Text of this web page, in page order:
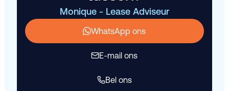
Monique - Lease Adviseur
WhatsApp ons
E-mail ons
Bel ons